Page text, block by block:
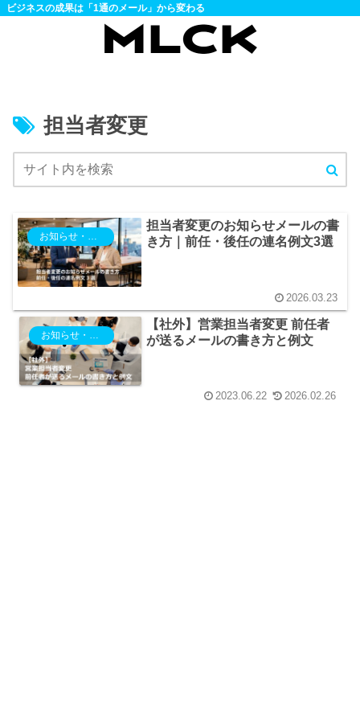
ビジネスの成果は「1通のメール」から変わる
担当者変更
お知らせ・ご案内
担当者変更のお知らせメールの書
き方｜前任・後任の連名例文3選
2026.03.23
【社外】営業担当者変更 前任者
が送るメールの書き方と例文
2023.06.22 2026.02.26